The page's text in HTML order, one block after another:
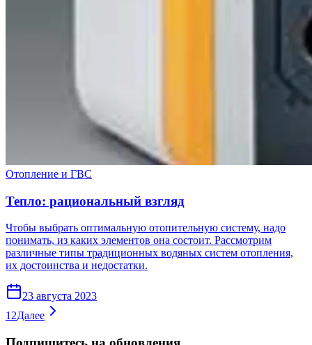
Отопление и ГВС
Тепло: рациональный взгляд
Чтобы выбрать оптимальную отопительную систему, надо
понимать, из каких элементов она состоит. Рассмотрим
различные типы традиционных водяных систем отопления,
их достоинства и недостатки.
23 августа 2023
12Далее